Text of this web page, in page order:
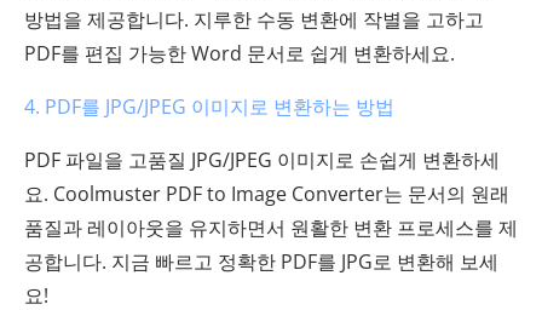
방법을 제공합니다. 지루한 수동 변환에 작별을 고하고
PDF를 편집 가능한 Word 문서로 쉽게 변환하세요.
4. PDF를 JPG/JPEG 이미지로 변환하는 방법
PDF 파일을 고품질 JPG/JPEG 이미지로 손쉽게 변환하세
요. Coolmuster PDF to Image Converter는 문서의 원래
품질과 레이아웃을 유지하면서 원활한 변환 프로세스를 제
공합니다. 지금 빠르고 정확한 PDF를 JPG로 변환해 보세
요!